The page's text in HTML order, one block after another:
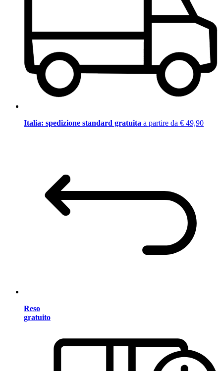
Italia: spedizione standard gratuita a partire da € 49,90
Reso
gratuito